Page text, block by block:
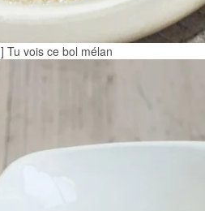
] Tu vois ce bol mélan